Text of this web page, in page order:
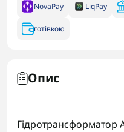
NovaPay LiqPay
готівкою
Опис
Гідротрансформатор